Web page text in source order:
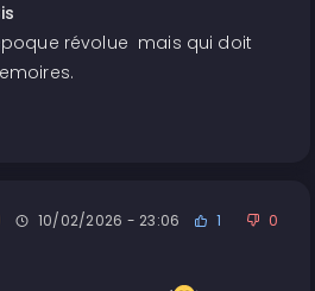
révolue mais qui doit
10/02/2026 - 23:06 1 0